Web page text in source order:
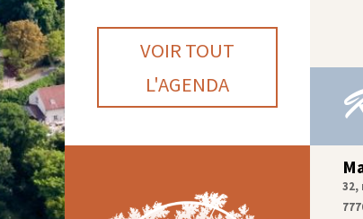
VOIR TOUT
L'AGENDA
32,